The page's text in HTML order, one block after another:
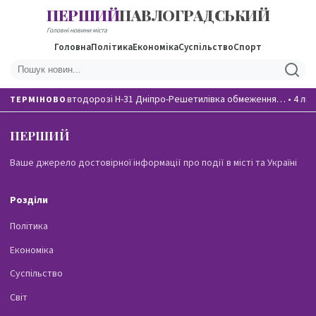
ПЕРШИЙПАВЛОГРАДСЬКИЙ
Головні новини міста
ГоловнаПолітикаЕкономікаСуспільствоСпорт
ТЕРМІНОВОНа автодорозі Н-31 Дніпро-Решетилівка обмеження… • 4
ПЕРШИЙ
Ваше джерело достовірної інформації про події в місті та Україні
Розділи
Політика
Економіка
Суспільство
Світ